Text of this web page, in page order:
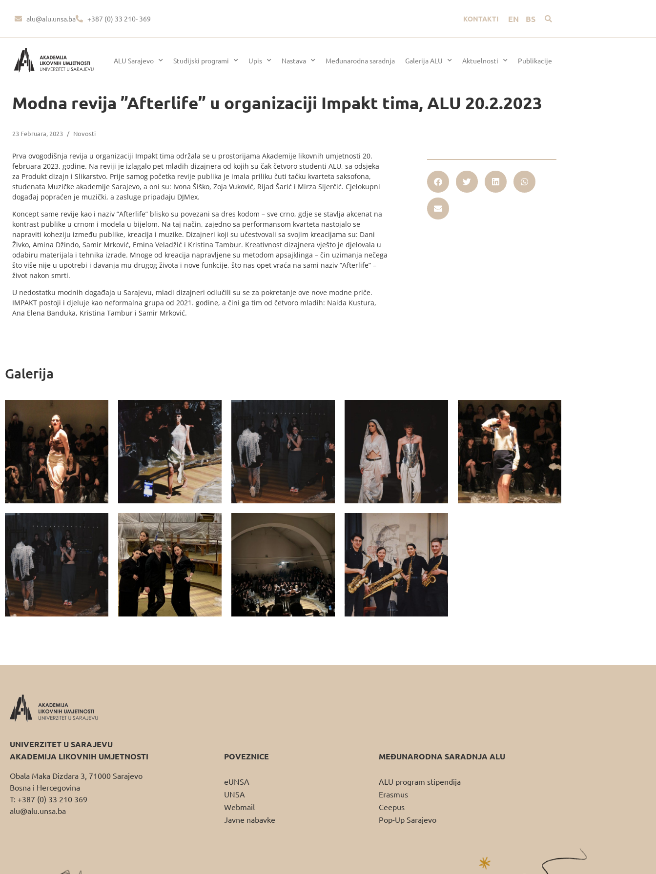
alu@alu.unsa.ba +387 (0) 33 210- 369 KONTAKTI EN BS
ALU Sarajevo Studijski programi Upis Nastava Međunarodna saradnja Galerija ALU Aktuelnosti Publikacije
Modna revija ”Afterlife” u organizaciji Impakt tima, ALU 20.2.2023
23 Februara, 2023 / Novosti
Prva ovogodišnja revija u organizaciji Impakt tima održala se u prostorijama Akademije likovnih umjetnosti 20.
februara 2023. godine. Na reviji je izlagalo pet mladih dizajnera od kojih su čak četvoro studenti ALU, sa odsjeka
za Produkt dizajn i Slikarstvo. Prije samog početka revije publika je imala priliku čuti tačku kvarteta saksofona,
studenata Muzičke akademije Sarajevo, a oni su: Ivona Šiško, Zoja Vuković, Rijad Šarić i Mirza Sijerčić. Cjelokupni
događaj popraćen je muzički, a zasluge pripadaju DJMex.
Koncept same revije kao i naziv ”Afterlife” blisko su povezani sa dres kodom – sve crno, gdje se stavlja akcenat na
kontrast publike u crnom i modela u bijelom. Na taj način, zajedno sa performansom kvarteta nastojalo se
napraviti koheziju između publike, kreacija i muzike. Dizajneri koji su učestvovali sa svojim kreacijama su: Dani
Živko, Amina Džindo, Samir Mrković, Emina Veladžić i Kristina Tambur. Kreativnost dizajnera vješto je djelovala u
odabiru materijala i tehnika izrade. Mnoge od kreacija napravljene su metodom apsajklinga – čin uzimanja nečega
što više nije u upotrebi i davanja mu drugog života i nove funkcije, što nas opet vraća na sami naziv ”Afterlife” –
život nakon smrti.
U nedostatku modnih događaja u Sarajevu, mladi dizajneri odlučili su se za pokretanje ove nove modne priče.
IMPAKT postoji i djeluje kao neformalna grupa od 2021. godine, a čini ga tim od četvoro mladih: Naida Kustura,
Ana Elena Banduka, Kristina Tambur i Samir Mrković.
Galerija
UNIVERZITET U SARAJEVU
AKADEMIJA LIKOVNIH UMJETNOSTI
Obala Maka Dizdara 3, 71000 Sarajevo
Bosna i Hercegovina
T: +387 (0) 33 210 369
alu@alu.unsa.ba
POVEZNICE
eUNSA
UNSA
Webmail
Javne nabavke
MEĐUNARODNA SARADNJA ALU
ALU program stipendija
Erasmus
Ceepus
Pop-Up Sarajevo